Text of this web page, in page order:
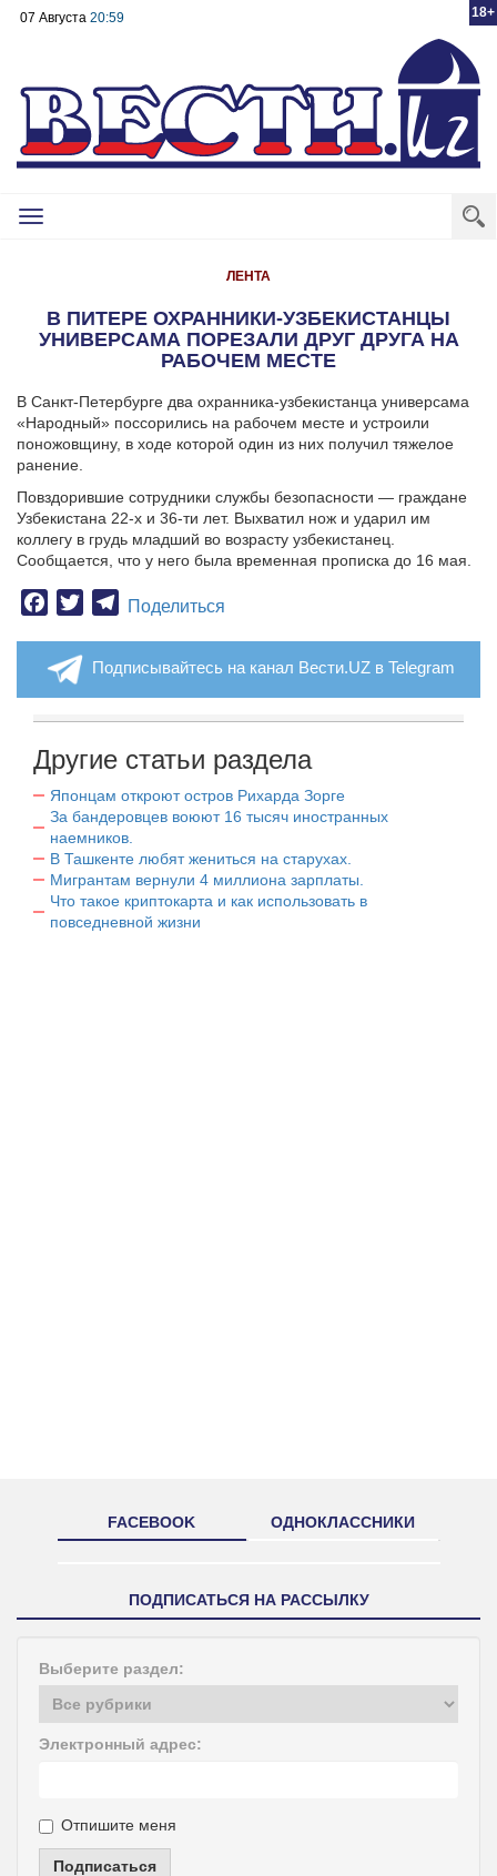
18+
07 Августа 20:59
Toggle
ЛЕНТА
В ПИТЕРЕ ОХРАННИКИ-УЗБЕКИСТАНЦЫ
УНИВЕРСАМА ПОРЕЗАЛИ ДРУГ ДРУГА НА
РАБОЧЕМ МЕСТЕ
В Санкт-Петербурге два охранника-узбекистанца универсама
«Народный» поссорились на рабочем месте и устроили
поножовщину, в ходе которой один из них получил тяжелое
ранение.
Повздорившие сотрудники службы безопасности — граждане
Узбекистана 22-х и 36-ти лет. Выхватил нож и ударил им
коллегу в грудь младший во возрасту узбекистанец.
Сообщается, что у него была временная прописка до 16 мая.
Facebook
TwitterTelegram
Поделиться
Подписывайтесь на канал Вести.UZ в Telegram
Другие статьи раздела
Японцам откроют остров Рихарда Зорге
За бандеровцев воюют 16 тысяч иностранных
наемников.
В Ташкенте любят жениться на старухах.
Мигрантам вернули 4 миллиона зарплаты.
Что такое криптокарта и как использовать в
повседневной жизни
FACEBOOK ОДНОКЛАССНИКИ
ПОДПИСАТЬСЯ НА РАССЫЛКУ
Выберите раздел:
Электронный адрес:
Отпишите меня
Подписаться